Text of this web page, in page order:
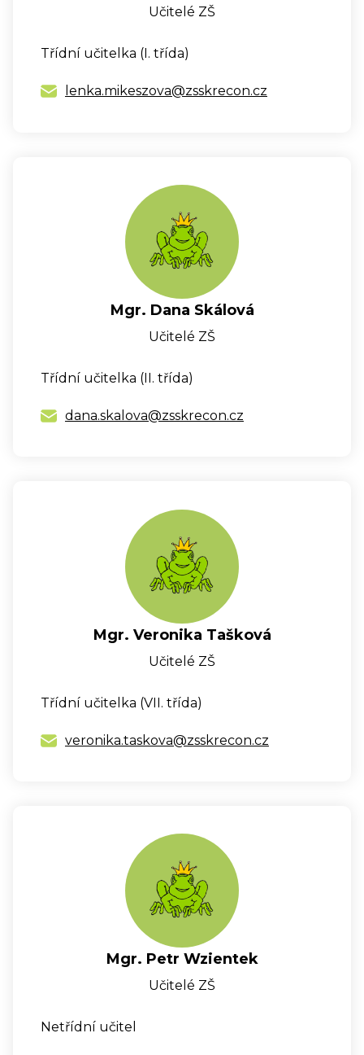
Učitelé ZŠ
Třídní učitelka (I. třída)
lenka.mikeszova@zsskrecon.cz
Mgr. Dana Skálová
Učitelé ZŠ
Třídní učitelka (II. třída)
dana.skalova@zsskrecon.cz
Mgr. Veronika Tašková
Učitelé ZŠ
Třídní učitelka (VII. třída)
veronika.taskova@zsskrecon.cz
Mgr. Petr Wzientek
Učitelé ZŠ
Netřídní učitel